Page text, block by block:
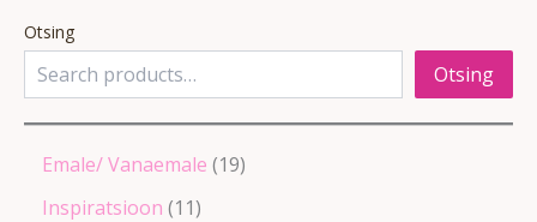
Otsing
Otsing
Emale/ Vanaemale 19
Inspiratsioon 11